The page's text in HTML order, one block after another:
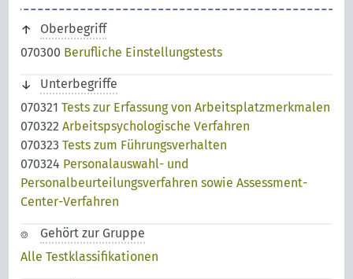
Oberbegriff
070300 Berufliche Einstellungstests
Unterbegriffe
070321Tests zur Erfassung von Arbeitsplatzmerkmalen
070322Arbeitspsychologische Verfahren
070323Tests zum Führungsverhalten
070324 Personalauswahl- und
Personalbeurteilungsverfahren sowie Assessment-
Center-Verfahren
Gehört zur Gruppe
Alle Testklassifikationen